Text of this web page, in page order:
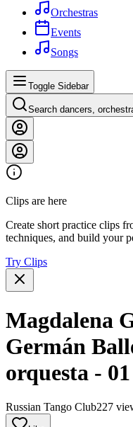
Orchestras
Events
Songs
Toggle Sidebar
Search dancers,
Clips are here
Create short practice clips
techniques, and build your
Try Clips
Magdalena
Germán
orquesta - 01
Russian Tango Club227